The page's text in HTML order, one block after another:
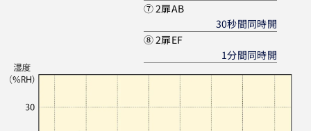
⑦ 2扉AB
30秒間同時開
⑧ 2扉EF
1分間同時開